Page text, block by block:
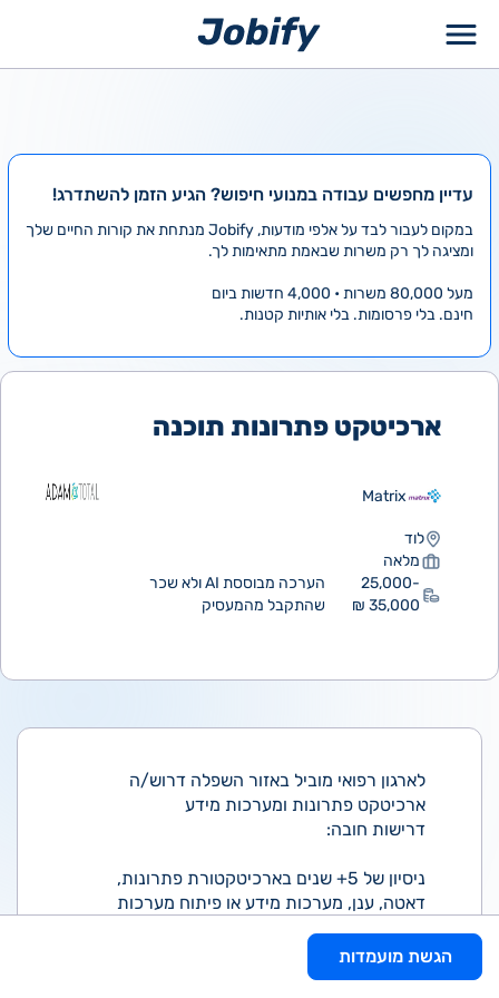
עדיין מחפשים עבודה במנועי חיפוש? הגיע הזמן להשתדרג!
במקום לעבור לבד על אלפי מודעות, Jobify מנתחת את קורות החיים שלך
ומציגה לך רק משרות שבאמת מתאימות לך.
מעל 80,000 משרות • 4,000 חדשות ביום
חינם. בלי פרסומות. בלי אותיות קטנות.
ארכיטקט פתרונות תוכנה
Matrix
לוד
מלאה
25,000-
35,000 ₪
הערכה מבוססת AI ולא שכר
שהתקבל מהמעסיק
לארגון רפואי מוביל באזור השפלה דרוש/ה
ארכיטקט פתרונות ומערכות מידע
דרישות חובה:
ניסיון של 5+ שנים בארכיטקטורת פתרונות,
דאטה, ענן, מערכות מידע או פיתוח מערכות
GenAI / ML בארגון בינוני-גדול.
הגשת מועמדות